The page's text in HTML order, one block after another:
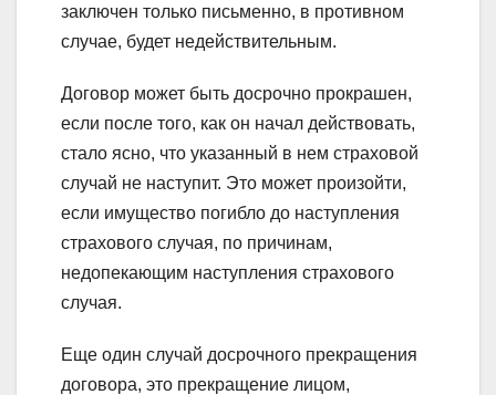
заключен только письменно, в противном
случае, будет недействительным.
Договор может быть досрочно прокрашен,
если после того, как он начал действовать,
стало ясно, что указанный в нем страховой
случай не наступит. Это может произойти,
если имущество погибло до наступления
страхового случая, по причинам,
недопекающим наступления страхового
случая.
Еще один случай досрочного прекращения
договора, это прекращение лицом,